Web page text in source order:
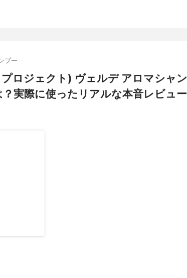
プー
ロジェクト) ヴェルデ アロマシャン
実際に使ったリアルな本音レビュー